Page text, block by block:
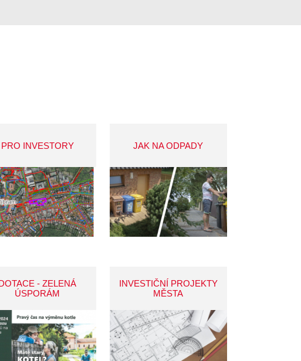
PRO INVESTORY JAK NA ODPADY
- ZELENÁ
ÚSPORÁM
INVESTIČNÍ PROJEKTY
MĚSTA